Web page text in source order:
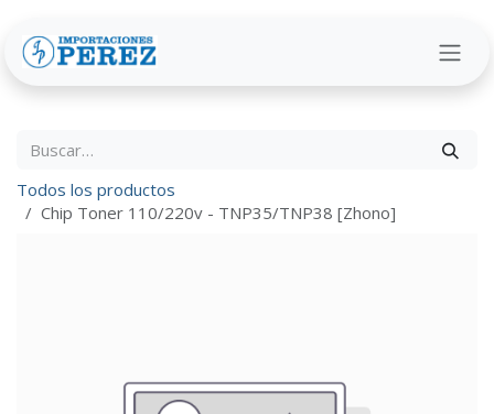
Todos los productos
Chip Toner 110/220v - TNP35/TNP38 [Zhono]